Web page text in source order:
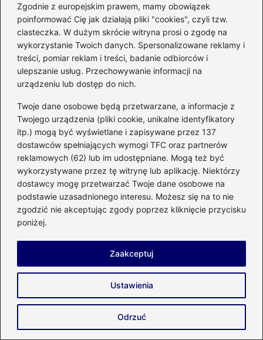
Zgodnie z europejskim prawem, mamy obowiązek
poinformować Cię jak działają pliki "cookies", czyli tzw.
ciasteczka. W dużym skrócie witryna prosi o zgodę na
wykorzystanie Twoich danych. Spersonalizowane reklamy i
treści, pomiar reklam i treści, badanie odbiorców i
ulepszanie usług. Przechowywanie informacji na
urządzeniu lub dostęp do nich.
Twoje dane osobowe będą przetwarzane, a informacje z
Twojego urządzenia (pliki cookie, unikalne identyfikatory
itp.) mogą być wyświetlane i zapisywane przez 137
dostawców spełniających wymogi TFC oraz partnerów
reklamowych (62) lub im udostępniane. Mogą też być
wykorzystywane przez tę witrynę lub aplikację. Niektórzy
dostawcy mogę przetwarzać Twoje dane osobowe na
podstawie uzasadnionego interesu. Możesz się na to nie
zgodzić nie akceptując zgody poprzez kliknięcie przycisku
poniżej.
Ustawienia
Odrzuć
Zaakceptuj
Nowoczesne instalacje grzewcze –
rozwiązania, które zapewniają komfort
przez cały rok
2026-07-31
Nowoczesna technika budowy domu z
bali – tradycja w harmonii z naturą
2026-05-06